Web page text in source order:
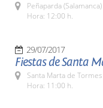
Peñaparda (Salamanca)
Hora: 12:00 h.
29/07/2017
Fiestas de Santa
Santa Marta de
Hora: 11:00 h.